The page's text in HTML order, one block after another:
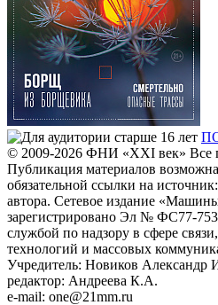
© 2009-2026 ФHИ «XXI век» Все
Публикация материалов
обязательной ссылки на
автора. Сетевое издание
зарегистрировано Эл № ФС77-
службой по надзору в сфере
технологий и массовых
Учредитель: Новиков Александр
редактор: Андреева К.А.
e-mail: one@21mm.ru